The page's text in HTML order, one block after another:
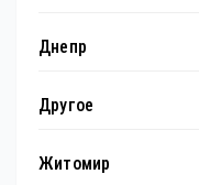
Днепр
Другое
Житомир